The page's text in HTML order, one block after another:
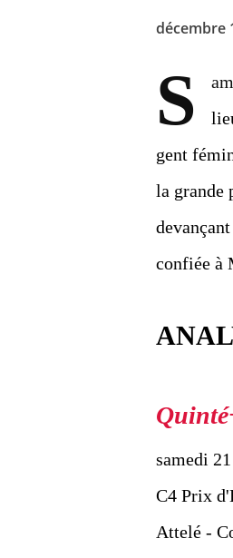
décembre
S
gent
la grande
confiée à
samedi
C4 Prix
Attelé -